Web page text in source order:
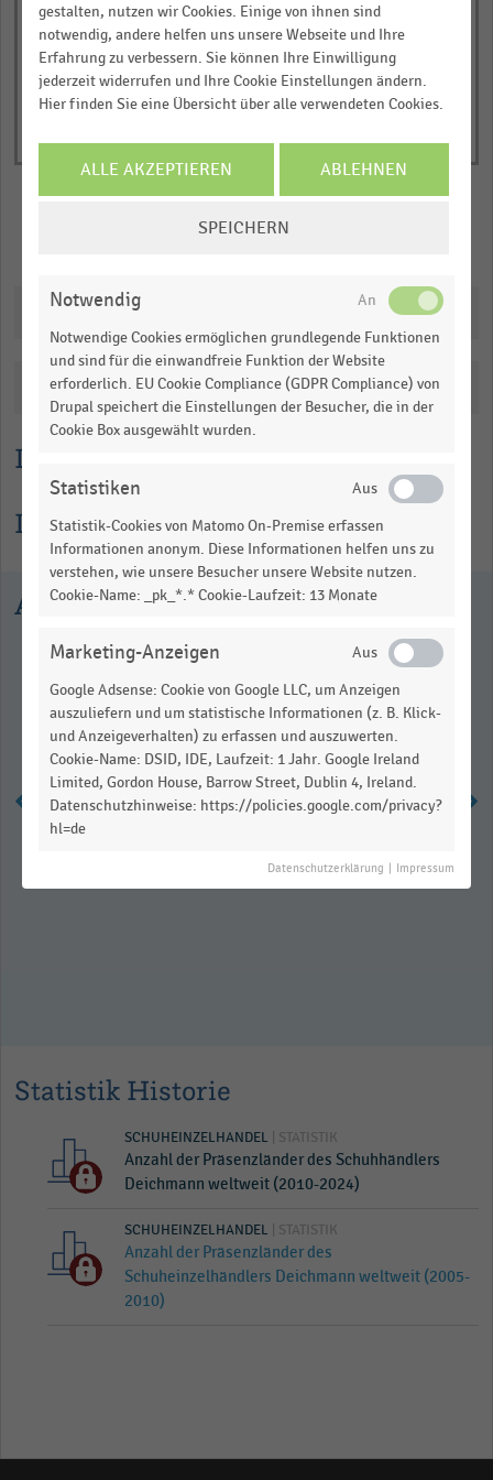
Lesehilfe
Informationen zur Statistik
axis
displaying
Anzahl
der
(absolut).
Range:
table.
interactive
chart
Katalogisierung
Ausgewählte Statistiken
Statistik Historie
SCHUHEINZELHANDEL | STATISTIK
Anzahl der Präsenzländer des Schuhhändlers
Deichmann weltweit (2010-2024)
SCHUHEINZELHANDEL | STATISTIK
Anzahl der Präsenzländer des
Schuheinzelhändlers Deichmann weltweit (2005-
2010)
gestalten, nutzen wir Cookies. Einige von ihnen sind
notwendig, andere helfen uns unsere Webseite und Ihre
Erfahrung zu verbessern. Sie können Ihre Einwilligung
jederzeit widerrufen und Ihre Cookie Einstellungen ändern.
Hier finden Sie eine Übersicht über alle verwendeten Cookies.
ALLE AKZEPTIEREN ABLEHNEN
SPEICHERN
Notwendig
Notwendige Cookies ermöglichen grundlegende Funktionen
und sind für die einwandfreie Funktion der Website
erforderlich. EU Cookie Compliance (GDPR Compliance) von
Drupal speichert die Einstellungen der Besucher, die in der
Cookie Box ausgewählt wurden.
Statistiken
Statistik-Cookies von Matomo On-Premise erfassen
Informationen anonym. Diese Informationen helfen uns zu
verstehen, wie unsere Besucher unsere Website nutzen.
Cookie-Name: _pk_*.* Cookie-Laufzeit: 13 Monate
Marketing-Anzeigen
Google Adsense: Cookie von Google LLC, um Anzeigen
auszuliefern und um statistische Informationen (z. B. Klick-
und Anzeigeverhalten) zu erfassen und auszuwerten.
Cookie-Name: DSID, IDE, Laufzeit: 1 Jahr. Google Ireland
Limited, Gordon House, Barrow Street, Dublin 4, Ireland.
Datenschutzhinweise: https://policies.google.com/privacy?
hl=de
Datenschutzerklärung Impressum